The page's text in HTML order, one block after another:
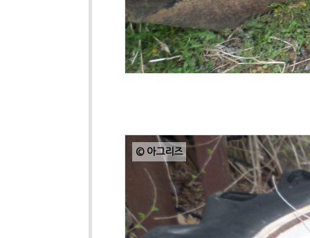
© 아그리즈